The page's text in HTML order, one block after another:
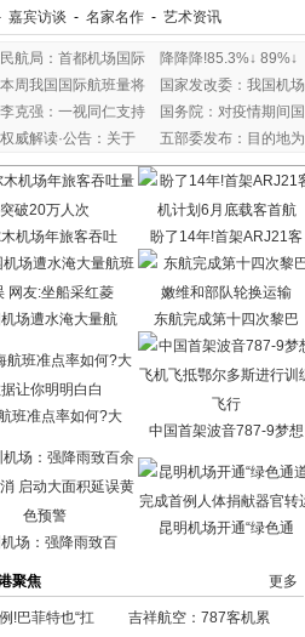
嘉宾访谈 - 名家名作 - 艺术资讯
民航局：首都机场国际
降降降!85.3%↓ 89%↓
本周我国国际航班量将
国家发改委：我国机场
李克强：一视同仁支持
国务院：对疫情期间国
权威解读·公告：关于
五部委发布：目的地为
机场年旅客吞吐 盼了14年!首架ARJ21客
场遭水淹大量航 东航完成第十四次黎巴
班准点率如何?大
中国首架波音787-9梦想
场：强降雨致百
昆明机场开通“绿色通
聚焦 更多
!巴菲特也“扛
吉祥航空：787客机累